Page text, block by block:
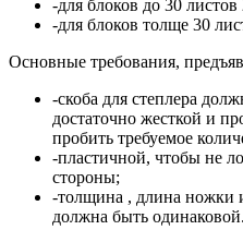
-для блоков до 30
-для блоков толще 30
Основные требования,
-скоба для степлера
достаточно жесткой и
пробить требуемое
-пластичной, чтобы не
стороны;
-толщина , длина ножки
должна быть одинаковой.